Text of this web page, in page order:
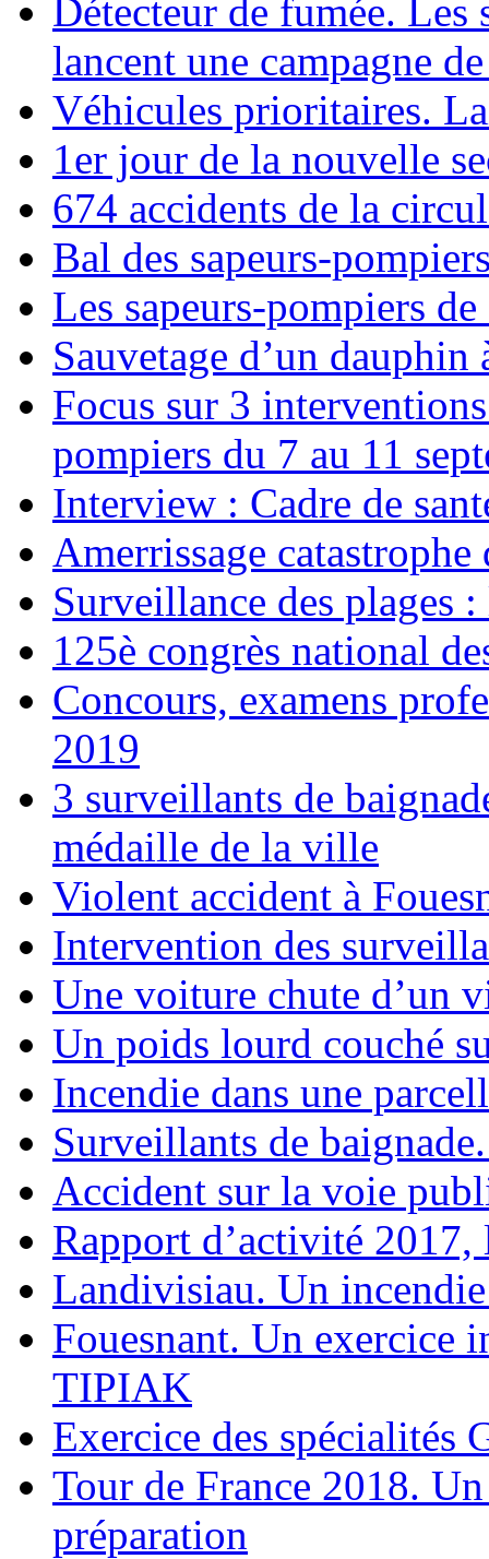
Détecteur de fumée.
lancent une campagne
Véhicules prioritaires.
1er jour de la nouvelle
674 accidents de la
Bal des sapeurs-
Les sapeurs-pompiers
Sauvetage d’un
Focus sur 3
pompiers du 7 au 11
Interview : Cadre de
Amerrissage
Surveillance des plages
125è congrès national
Concours, examens
2019
3 surveillants de
médaille de la ville
Violent accident à
Intervention des
Une voiture chute d’un
Un poids lourd couché
Incendie dans une
Surveillants de
Accident sur la voie
Rapport d’activité
Landivisiau. Un
Fouesnant. Un exercice
TIPIAK
Exercice des spécialités
Tour de France 2018.
préparation